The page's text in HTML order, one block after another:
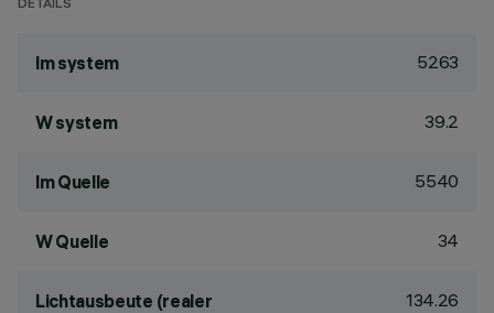
DETAILS
lm system 5263
W system 39.2
lm Quelle 5540
W Quelle 34
Lichtausbeute (realer
134.26